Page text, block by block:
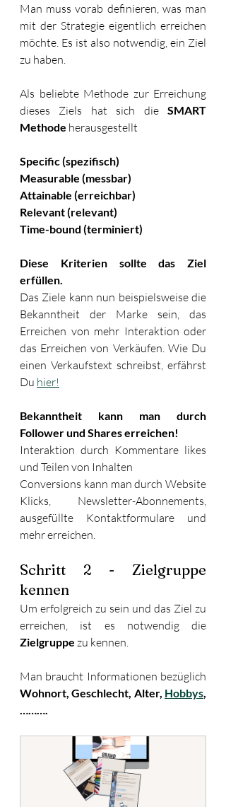
Man muss vorab definieren, was man
mit der Strategie eigentlich erreichen
möchte. Es ist also notwendig, ein Ziel
zu haben.
Als beliebte Methode zur Erreichung
dieses Ziels hat sich die SMART
Methode herausgestellt
Specific (spezifisch)
Measurable (messbar)
Attainable (erreichbar)
Relevant (relevant)
Time-bound (terminiert)
Diese Kriterien sollte das Ziel
erfüllen.
Das Ziele kann nun beispielsweise die
Bekanntheit der Marke sein, das
Erreichen von mehr Interaktion oder
das Erreichen von Verkäufen. Wie Du
einen Verkaufstext schreibst, erfährst
Du hier!
Bekanntheit kann man durch
Follower und Shares erreichen!
Interaktion durch Kommentare likes
und Teilen von Inhalten
Conversions kann man durch Website
Klicks, Newsletter-Abonnements,
ausgefüllte Kontaktformulare und
mehr erreichen.
Schritt 2 - Zielgruppe
kennen
Um erfolgreich zu sein und das Ziel zu
Zielgruppe zu kennen.
Wohnort, Geschlecht, Alter, Hobbys
……….